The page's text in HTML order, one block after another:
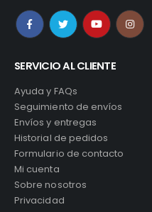
SERVICIO AL CLIENTE
Ayuda y FAQs
Seguimiento de envíos
Envíos y entregas
Historial de pedidos
Formulario de contacto
Mi cuenta
Sobre nosotros
Privacidad